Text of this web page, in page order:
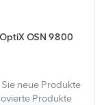
OSN 9800
neue Produkte
Produkte